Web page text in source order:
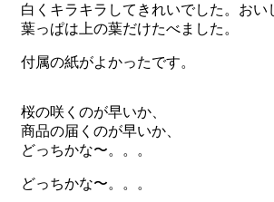
白くキラキラしてきれいでした。おい
葉っぱは上の葉だけたべました。
付属の紙がよかったです。
桜の咲くのが早いか、
商品の届くのが早いか、
どっちかな〜。。。
どっちかな〜。。。